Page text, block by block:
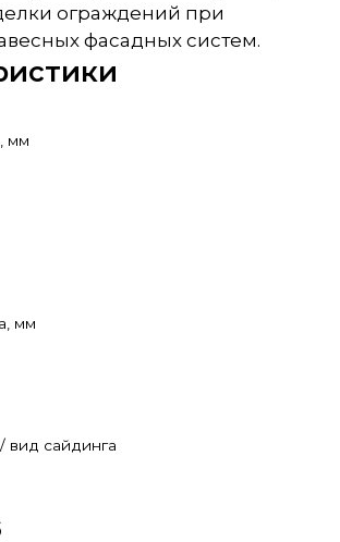
ограждений при
фасадных систем.
мм
мм
сайдинга